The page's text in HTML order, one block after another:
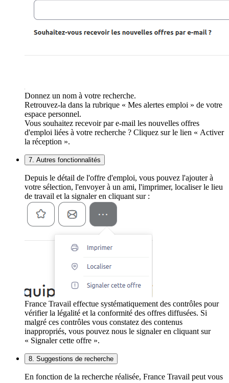
Donnez un nom à votre recherche.
Retrouvez-la dans la rubrique « Mes alertes emploi » de votre
espace personnel.
Vous souhaitez recevoir par e-mail les nouvelles offres
d'emploi liées à votre recherche ? Cliquez sur le lien « Activer
la réception ».
7. Autres fonctionnalités
Depuis le détail de l'offre d'emploi, vous pouvez l'ajouter à
votre sélection, l'envoyer à un ami, l'imprimer, localiser le lieu
de travail et la signaler en cliquant sur :
France Travail effectue systématiquement des contrôles pour
vérifier la légalité et la conformité des offres diffusées. Si
malgré ces contrôles vous constatez des contenus
inappropriés, vous pouvez nous le signaler en cliquant sur
« Signaler cette offre ».
8. Suggestions de recherche
En fonction de la recherche réalisée, France Travail peut vous